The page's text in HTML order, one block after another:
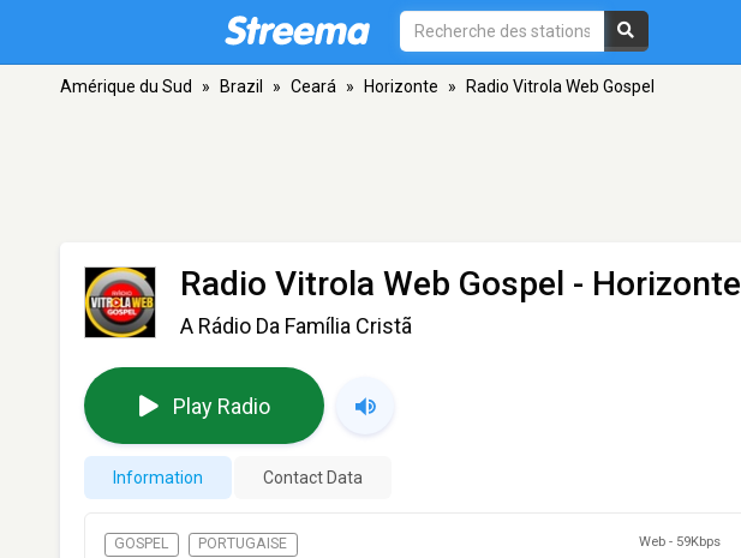
Amérique du Sud » Brazil » Ceará » Horizonte » Radio Vitrola Web Gospel
Radio Vitrola Web Gospel - Horizonte
A Rádio Da Família Cristã
Play Radio
Information Contact Data
GOSPEL PORTUGAISE Web - 59Kbps